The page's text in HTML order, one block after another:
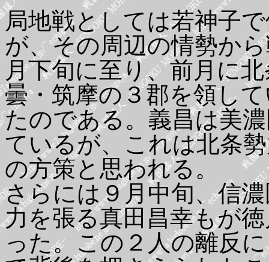
局地戦としては若神子
が、その周辺の情勢か
月下旬に至り、前月に
曇・筑摩の３郡を領し
たのである。義昌は美
ているが、これは北条
の方策と思われる。
さらには９月中旬、信
力を張る真田昌幸もが
った。この２人の離反